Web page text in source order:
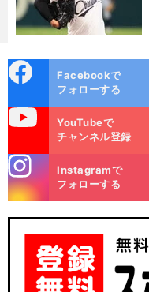
ok
Facebookで
フォローする
YouTubeで
チャンネル登録
m
Instagramで
フォローする